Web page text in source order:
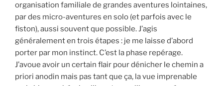
organisation familiale de grandes aventures lointaines,
par des micro-aventures en solo (et parfois avec le
fiston), aussi souvent que possible. J’agis
généralement en trois étapes : je me laisse d’abord
porter par mon instinct. C’est la phase repérage.
J’avoue avoir un certain flair pour dénicher le chemin a
priori anodin mais pas tant que ça, la vue imprenable